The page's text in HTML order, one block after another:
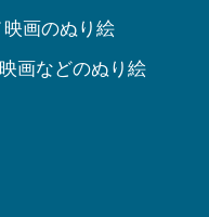
画のぬり絵
画などのぬり絵